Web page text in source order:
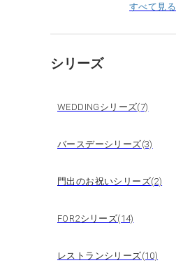
すべて見る
シリーズ
WEDDINGシリーズ(7)
バースデーシリーズ(3)
門出のお祝いシリーズ(2)
FOR2シリーズ(14)
レストランシリーズ(10)